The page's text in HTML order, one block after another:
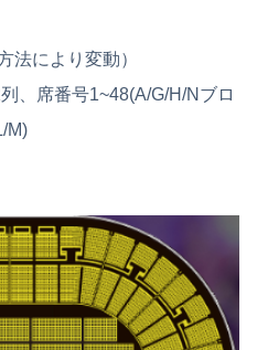
法により変動）
、席番号1~48(A/G/H/Nブロ
M)